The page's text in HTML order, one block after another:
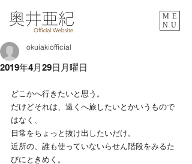
ME
NU
2019年4月29日月曜日
okuiakiofficial
どこかへ行きたいと思う。
だけどそれは、遠くへ旅したいとかいうもので
はなく、
日常をちょっと抜け出したいだけ。
近所の、誰も使っていないらせん階段をみるた
びにときめく。